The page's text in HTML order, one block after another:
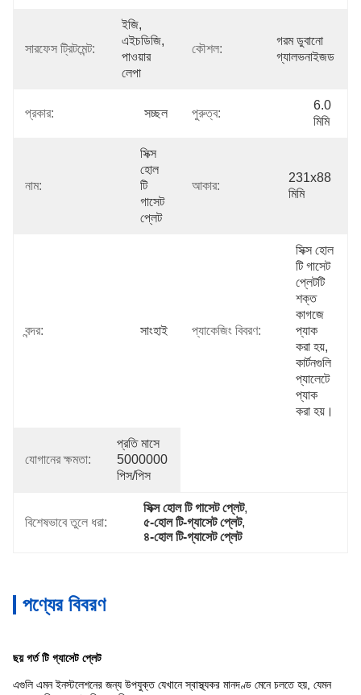
সারফেস ট্রিটমেন্ট:
ইজি,
এইচডিজি,
পাওয়ার
লেপা
কৌশল:
গরম ডুবানো
গ্যালভনাইজড
প্রকার: সচ্ছল পুরুত্ব:
6.0
মিমি
নাম:
সিক্স
হোল
টি
গাসেট
প্লেট
আকার:
231x88
মিমি
বন্দর: সাংহাই প্যাকেজিং বিবরণ:
সিক্স হোল
টি গাসেট
প্লেটটি
শক্ত
কাগজে
প্যাক
করা হয়,
কার্টনগুলি
প্যালেটে
প্যাক
করা হয়।
যোগানের ক্ষমতা:
প্রতি মাসে
5000000
পিস/পিস
বিশেষভাবে তুলে ধরা:
সিক্স হোল টি গাসেট প্লেট,
৫-হোল টি-গ্যাসেট প্লেট,
৪-হোল টি-গ্যাসেট প্লেট
পণ্যের বিবরণ
ছয় গর্ত টি গ্যাসেট প্লেট
এগুলি এমন ইনস্টলেশনের জন্য উপযুক্ত যেখানে স্বাস্থ্যকর মানদণ্ড মেনে চলতে হয়, যেমন